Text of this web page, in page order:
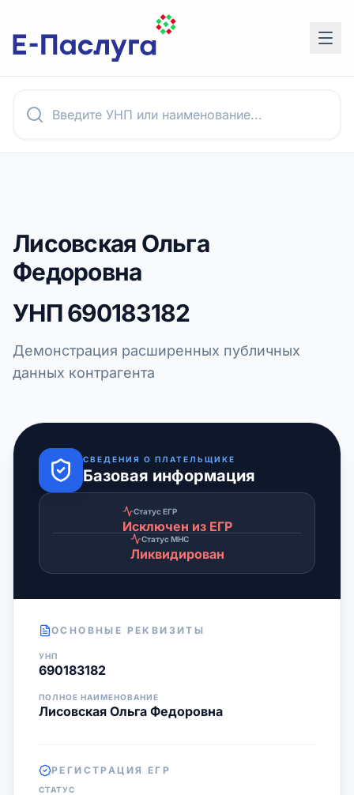
Лисовская Ольга
Федоровна
УНП690183182
Демонстрация расширенных публичных
данных контрагента
СВЕДЕНИЯ О ПЛАТЕЛЬЩИКЕ
Базовая информация
Статус ЕГР
Исключен из ЕГР
Статус МНС
Ликвидирован
ОСНОВНЫЕ РЕКВИЗИТЫ
УНП
690183182
ПОЛНОЕ НАИМЕНОВАНИЕ
Лисовская Ольга Федоровна
РЕГИСТРАЦИЯ ЕГР
СТАТУС